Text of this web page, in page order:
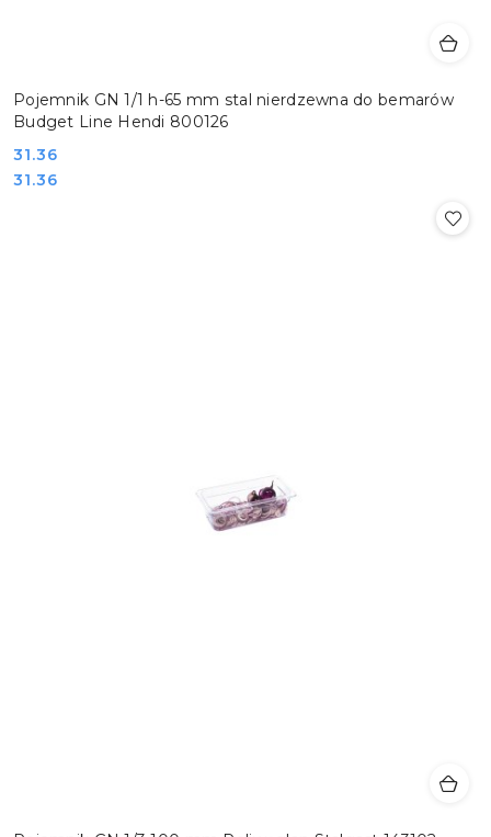
Pojemnik GN 1/1 h-65 mm stal nierdzewna do bemarów
Budget Line Hendi 800126
Cena:
31.36
Cena:
31.36